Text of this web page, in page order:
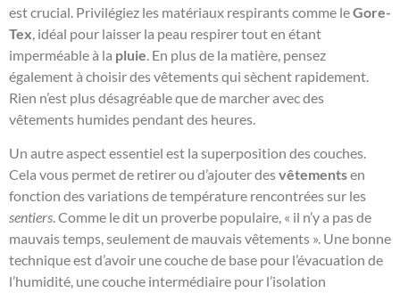
est crucial. Privilégiez les matériaux respirants comme leGore-
Tex, idéal pour laisser la peau respirer tout en étant
imperméable à la pluie. En plus de la matière, pensez
également à choisir des vêtements qui sèchent rapidement.
Rien n’est plus désagréable que de marcher avec des
vêtements humides pendant des heures.
Un autre aspect essentiel est la superposition des couches.
Cela vous permet de retirer ou d’ajouter desvêtementsen
fonction des variations de température rencontrées sur les
sentiers. Comme le dit un proverbe populaire, « il n’y a pas de
mauvais temps, seulement de mauvais vêtements ». Une bonne
technique est d’avoir une couche de base pour l’évacuation de
l’humidité, une couche intermédiaire pour l’isolation